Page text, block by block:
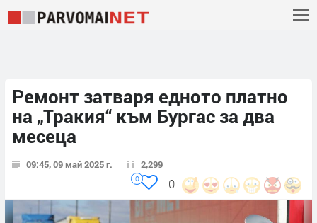
Ремонт затваря едното платно
на „Тракия“ към Бургас за два
месеца
09:45, 09 май 2025 г. 2,299
0
0